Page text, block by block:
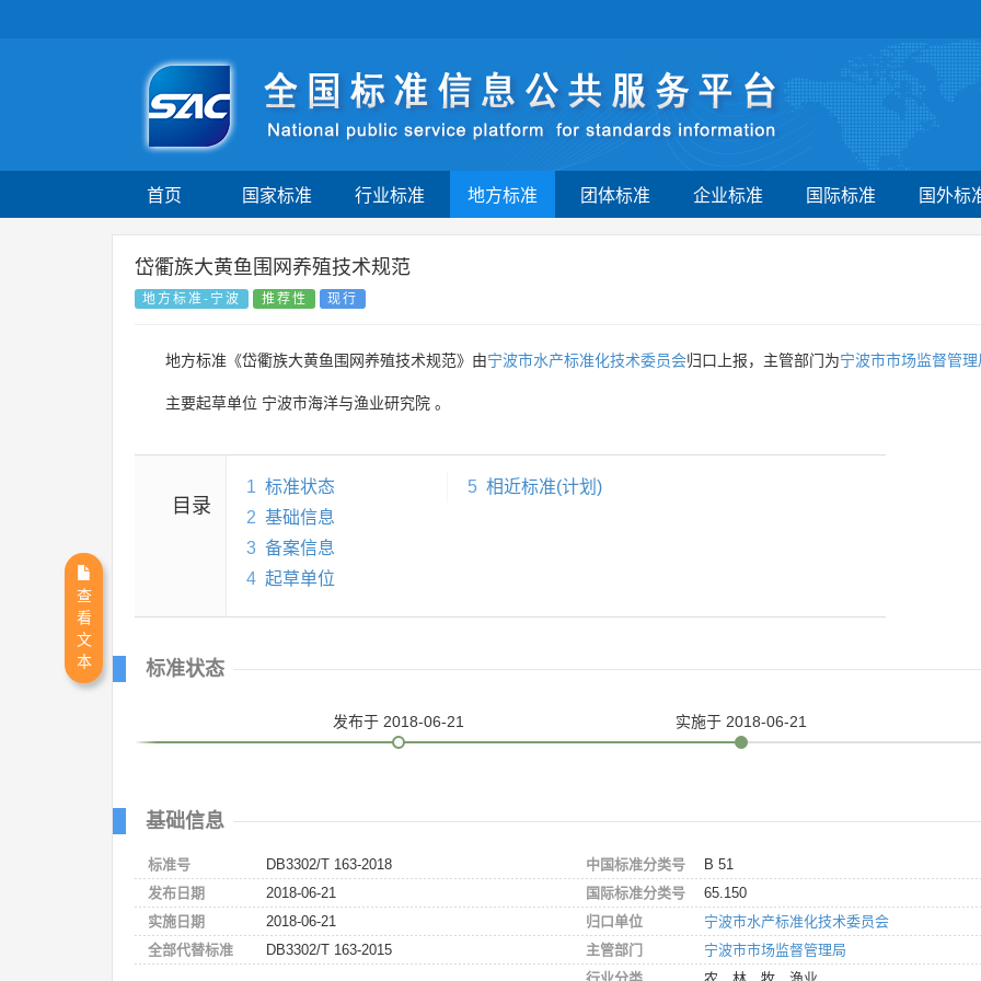
首页 国家标准 行业标准 地方标准 团体标准 企业标准 国际标准 国外标
岱衢族大黄鱼围网养殖技术规范
地方标准-宁波 推荐性 现行
地方标准《岱衢族大黄鱼围网养殖技术规范》由宁波市水产标准化技术委员会归口上报，主管部门为宁波市市场监督管理
主要起草单位 宁波市海洋与渔业研究院 。
目录
1 标准状态
2 基础信息
3 备案信息
4 起草单位
5 相近标准(计划)
标准状态
发布于 2018-06-21 实施于 2018-06-21
基础信息
标准号
DB3302/T 163-2018
发布日期
2018-06-21
实施日期
2018-06-21
全部代替标准
DB3302/T 163-2015
中国标准分类号
B 51
国际标准分类号
65.150
归口单位
宁波市水产标准化技术委员会
主管部门
宁波市市场监督管理局
查
看
文
本